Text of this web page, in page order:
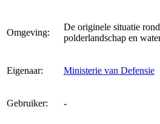
Omgeving:
De originele situatie
polderlandschap en
Eigenaar: Ministerie van Defensie
Gebruiker: -